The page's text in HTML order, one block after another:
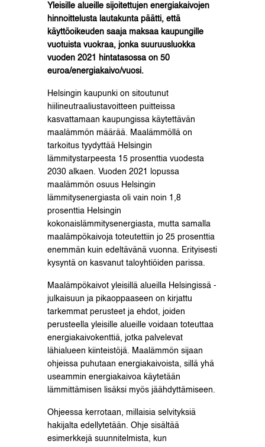
Yleisille alueille sijoitettujen energiakaivojen
hinnoittelusta lautakunta päätti, että
käyttöoikeuden saaja maksaa kaupungille
vuotuista vuokraa, jonka suuruusluokka
vuoden 2021 hintatasossa on 50
euroa/energiakaivo/vuosi.
Helsingin kaupunki on sitoutunut
hiilineutraaliustavoitteen puitteissa
kasvattamaan kaupungissa käytettävän
maalämmön määrää. Maalämmöllä on
tarkoitus tyydyttää Helsingin
lämmitystarpeesta 15 prosenttia vuodesta
2030 alkaen. Vuoden 2021 lopussa
maalämmön osuus Helsingin
lämmitysenergiasta oli vain noin 1,8
prosenttia Helsingin
kokonaislämmitysenergiasta, mutta samalla
maalämpökaivoja toteutettiin jo 25 prosenttia
enemmän kuin edeltävänä vuonna. Erityisesti
kysyntä on kasvanut taloyhtiöiden parissa.
Maalämpökaivot yleisillä alueilla Helsingissä -
julkaisuun ja pikaoppaaseen on kirjattu
tarkemmat perusteet ja ehdot, joiden
perusteella yleisille alueille voidaan toteuttaa
energiakaivokenttiä, jotka palvelevat
lähialueen kiinteistöjä. Maalämmön sijaan
ohjeissa puhutaan energiakaivoista, sillä yhä
useammin energiakaivoa käytetään
lämmittämisen lisäksi myös jäähdyttämiseen.
Ohjeessa kerrotaan, millaisia selvityksiä
hakijalta edellytetään. Ohje sisältää
esimerkkejä suunnitelmista, kun